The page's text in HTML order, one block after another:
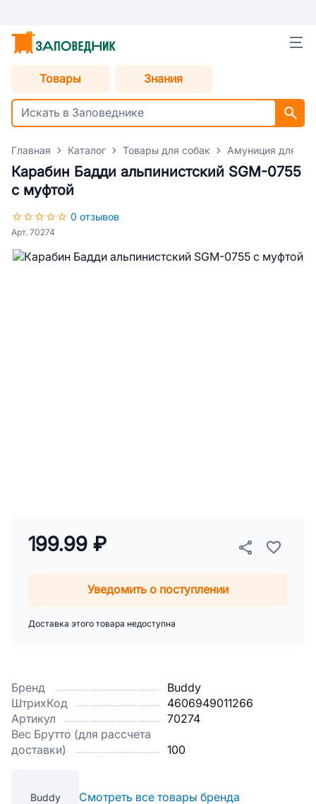
Товары Знания
Главная Каталог Товары для собак Амуниция для
Карабин Бадди альпинистский SGM-0755
с муфтой
0 отзывов
Арт. 70274
Бренд
Buddy
ШтрихКод
4606949011266
Артикул
70274
Вес Брутто (для рассчета
доставки)
100
Buddy Смотреть все товары бренда
199.99 ₽
Уведомить о поступлении
Доставка этого товара недоступна